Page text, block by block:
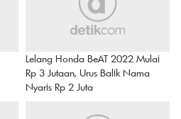
Lelang Honda BeAT 2022 Mulai
Rp 3 Jutaan, Urus Balik Nama
Nyaris Rp 2 Juta